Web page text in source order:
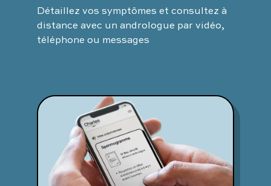
Détaillez vos symptômes et consultez à
distance avec un andrologue par vidéo,
téléphone ou messages